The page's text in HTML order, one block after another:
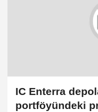
IC Enterra
portföyündeki